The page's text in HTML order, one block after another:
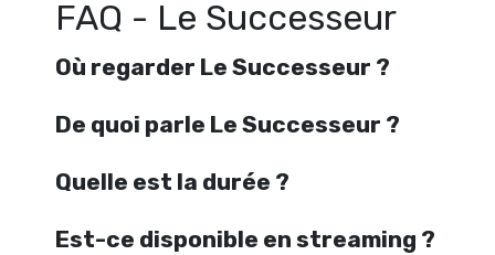
FAQ - Le Successeur
Où regarder Le Successeur ?
De quoi parle Le Successeur ?
Quelle est la durée ?
Est-ce disponible en streaming ?